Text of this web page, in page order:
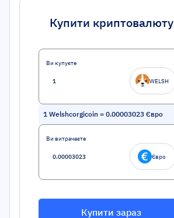
Купити криптовалюту
Ви купуєте
WELSH
1 Welshcorgicoin = 0.00003023 Євро
Ви витрачаєте
Євро
Купити зараз